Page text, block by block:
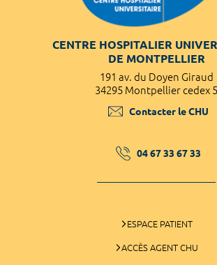
CENTRE HOSPITALIER
DE MONTPELLIER
191 av. du Doyen Giraud
34295 Montpellier cedex 5
Contacter le CHU
04 67 33 67 33
ESPACE PATIENT
ACCÈS AGENT CHU